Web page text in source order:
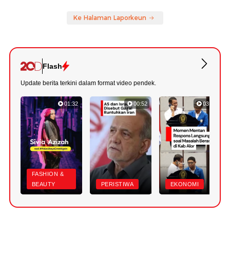
Ke Halaman Laporkeun
Flash
Update berita terkini dalam format video pendek.
01:32
FASHION &
BEAUTY
00:52
PERISTIWA
03:22
EKONOMI